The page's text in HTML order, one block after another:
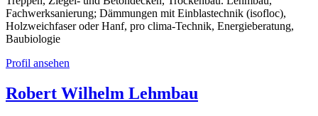
Fachwerksanierung; Dämmungen mit Einblastechnik (isofloc),
Holzweichfaser oder Hanf, pro clima-Technik, Energieberatung,
Baubiologie
Profil ansehen
Robert Wilhelm Lehmbau